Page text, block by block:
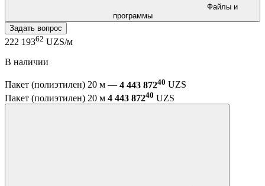
программы
Задать вопрос
222 19362 UZS/м
В наличии
Пакет (полиэтилен) 20 м — 4 443 87240 UZS
Пакет (полиэтилен) 20 м 4 443 87240 UZS